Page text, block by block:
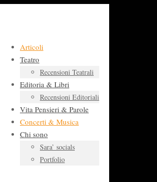
Articoli
Teatro
Recensioni Teatrali
Editoria & Libri
Recensioni Editoriali
Vita Pensieri & Parole
Concerti & Musica
Chi sono
Sara’ socials
Portfolio